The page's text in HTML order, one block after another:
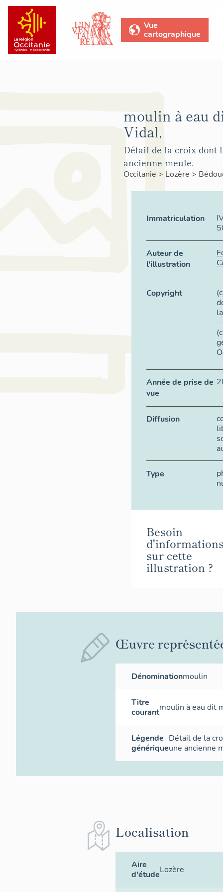
Vue
cartographique
moulin à eau
Vidal,
Détail de la croix dont
ancienne meule.
Occitanie > Lozère >
Immatriculation
Auteur de
l'illustration
Copyright
Année de prise de
vue
Diffusion
Type
Besoin
sur cette
illustration ?
Œuvre
Dénominationmoulin
Titre
courantmoulin à eau dit
Légende
générique
Détail de la
une ancienne
Localisation
Aire
d'étudeLozère